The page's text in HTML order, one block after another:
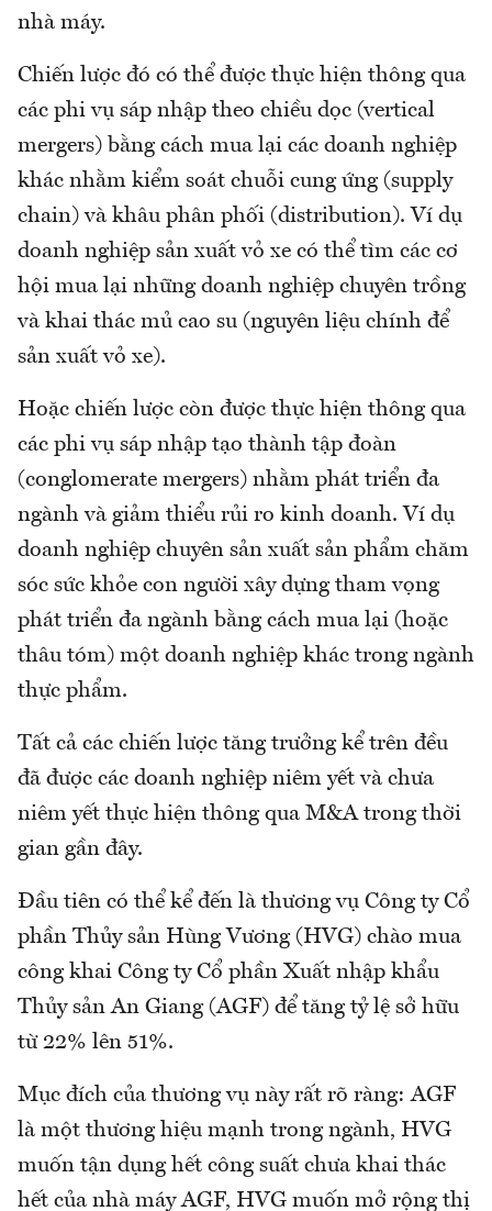
nhà máy.
Chiến lược đó có thể được thực hiện thông qua
các phi vụ sáp nhập theo chiều dọc (vertical
mergers) bằng cách mua lại các doanh nghiệp
khác nhằm kiểm soát chuỗi cung ứng (supply
chain) và khâu phân phối (distribution). Ví dụ
doanh nghiệp sản xuất vỏ xe có thể tìm các cơ
hội mua lại những doanh nghiệp chuyên trồng
và khai thác mủ cao su (nguyên liệu chính để
sản xuất vỏ xe).
Hoặc chiến lược còn được thực hiện thông qua
các phi vụ sáp nhập tạo thành tập đoàn
(conglomerate mergers) nhằm phát triển đa
ngành và giảm thiểu rủi ro kinh doanh. Ví dụ
doanh nghiệp chuyên sản xuất sản phẩm chăm
sóc sức khỏe con người xây dựng tham vọng
phát triển đa ngành bằng cách mua lại (hoặc
thâu tóm) một doanh nghiệp khác trong ngành
thực phẩm.
Tất cả các chiến lược tăng trưởng kể trên đều
đã được các doanh nghiệp niêm yết và chưa
niêm yết thực hiện thông qua M&A trong thời
gian gần đây.
Đầu tiên có thể kể đến là thương vụ Công ty Cổ
phần Thủy sản Hùng Vương (HVG) chào mua
công khai Công ty Cổ phần Xuất nhập khẩu
Thủy sản An Giang (AGF) để tăng tỷ lệ sở hữu
từ 22% lên 51%.
Mục đích của thương vụ này rất rõ ràng: AGF
là một thương hiệu mạnh trong ngành, HVG
muốn tận dụng hết công suất chưa khai thác
hết của nhà máy AGF, HVG muốn mở rộng thị